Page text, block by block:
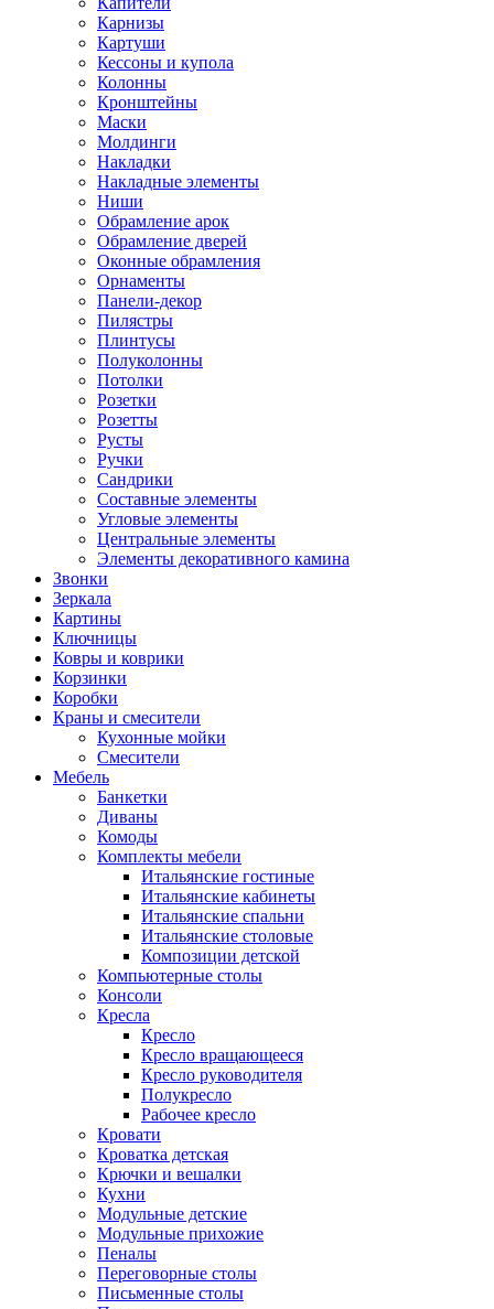
Карнизы
Картуши
Кессоны и купола
Колонны
Кронштейны
Маски
Молдинги
Накладки
Накладные элементы
Ниши
Обрамление арок
Обрамление дверей
Оконные обрамления
Орнаменты
Панели-декор
Пилястры
Плинтусы
Полуколонны
Потолки
Розетки
Розетты
Русты
Ручки
Сандрики
Составные элементы
Угловые элементы
Центральные элементы
Элементы декоративного камина
Звонки
Зеркала
Картины
Ключницы
Ковры и коврики
Корзинки
Коробки
Краны и смесители
Кухонные мойки
Смесители
Мебель
Банкетки
Диваны
Комоды
Комплекты мебели
Итальянские гостиные
Итальянские кабинеты
Итальянские спальни
Итальянские столовые
Композиции детской
Компьютерные столы
Консоли
Кресла
Кресло
Кресло вращающееся
Кресло руководителя
Полукресло
Рабочее кресло
Кровати
Кроватка детская
Крючки и вешалки
Кухни
Модульные детские
Модульные прихожие
Пеналы
Переговорные столы
Письменные столы